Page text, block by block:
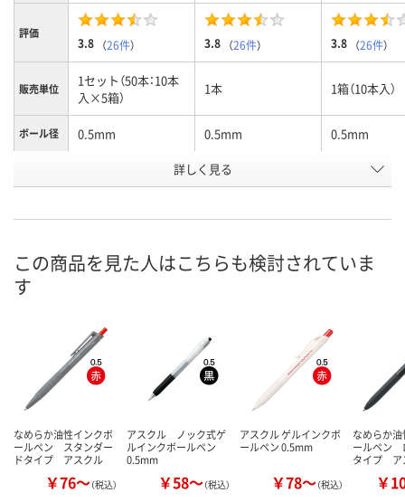
評価
3.8 （26件） 3.8 （26件） 3.8 （26件）
販売単位
1セット（50本：10本
入×5箱）
1本 1箱（10本入）
ボール径 0.5mm 0.5mm 0.5mm
黒インク 黒インク
号
お届け日
数量
カゴへ カゴへ
数量
カ
詳しく見る
この商品を見た人はこちらも検討されていま
す
なめらか油性インクボ
ールペン スタンダー
ドタイプ アスクル
￥76～（税込）
アスクル ノック式ゲ
ルインクボールペン
0.5mm
￥58～（税込）
アスクル ゲルインクボ
ールペン 0.5mm
￥78～（税込）
なめらか
ールペン
タイプ ア
￥